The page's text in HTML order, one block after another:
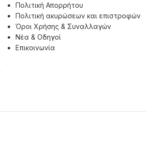
Πολιτική Απορρήτου
Πολιτική ακυρώσεων και επιστροφών
Όροι Χρήσης & Συναλλαγών
Νέα & Οδηγοί
Επικοινωνία